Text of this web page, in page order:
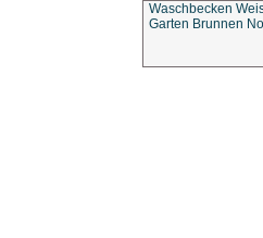
Waschbecken
Garten Brunnen